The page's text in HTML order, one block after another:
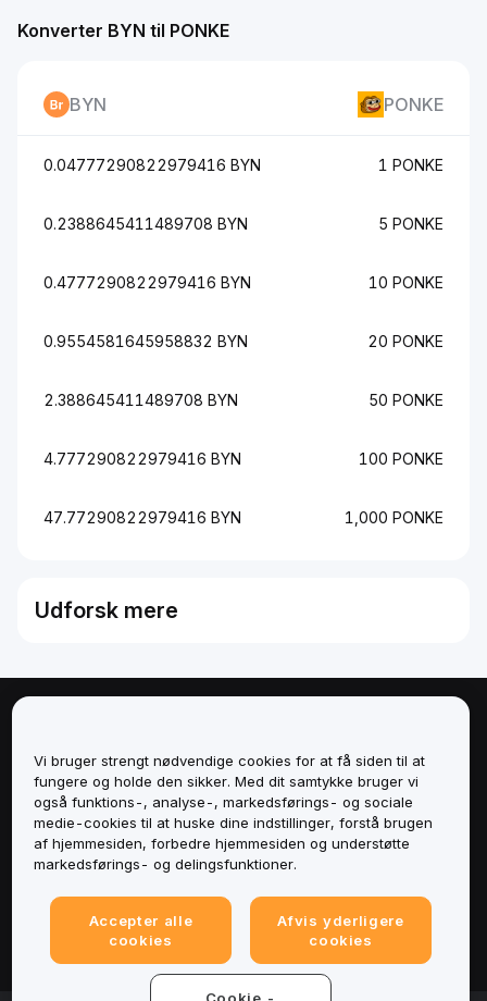
Konverter BYN til PONKE
BYN PONKE
0.04777290822979416 BYN 1 PONKE
0.2388645411489708 BYN 5 PONKE
0.4777290822979416 BYN 10 PONKE
0.9554581645958832 BYN 20 PONKE
2.388645411489708 BYN 50 PONKE
4.777290822979416 BYN 100 PONKE
47.77290822979416 BYN 1,000 PONKE
Udforsk mere
Tjenester
Support
Juridisk
Vi bruger strengt nødvendige cookies for at få siden til at
fungere og holde den sikker. Med dit samtykke bruger vi
også funktions-, analyse-, markedsførings- og sociale
medie-cookies til at huske dine indstillinger, forstå brugen
af hjemmesiden, forbedre hjemmesiden og understøtte
markedsførings- og delingsfunktioner.
Accepter alle
cookies
Afvis yderligere
cookies
Cookie -